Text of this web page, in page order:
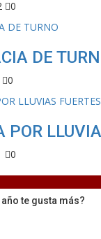
0
DE
0
POR
0
te gusta más?